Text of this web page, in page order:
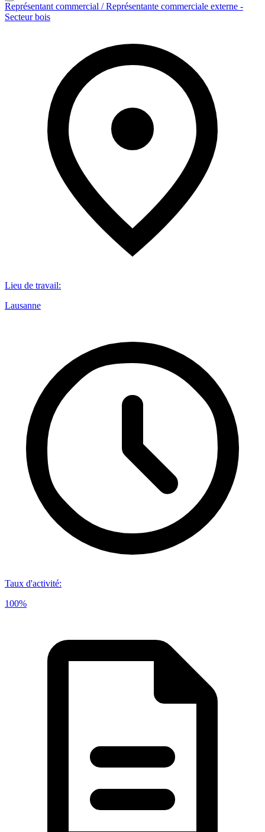
Représentant commercial / Représentante commerciale externe -
Secteur bois
Lieu de travail:
Lausanne
Taux d'activité:
100%